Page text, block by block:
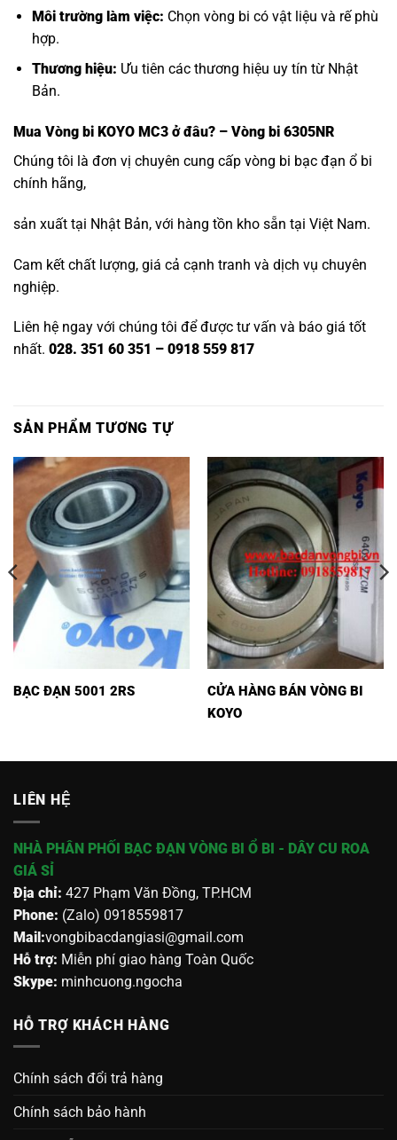
Môi trường làm việc: Chọn vòng bi có vật liệu và rế phù
hợp.
Thương hiệu: Ưu tiên các thương hiệu uy tín từ Nhật
Bản.
Mua Vòng bi KOYO MC3 ở đâu? – Vòng bi 6305NR
Chúng tôi là đơn vị chuyên cung cấp vòng bi bạc đạn ổ bi
chính hãng,
sản xuất tại Nhật Bản, với hàng tồn kho sẵn tại Việt Nam.
Cam kết chất lượng, giá cả cạnh tranh và dịch vụ chuyên
nghiệp.
Liên hệ ngay với chúng tôi để được tư vấn và báo giá tốt
nhất. 028. 351 60 351 – 0918 559 817
SẢN PHẨM TƯƠNG TỰ
BẠC ĐẠN 5001 2RS
CỬA HÀNG BÁN VÒNG BI
KOYO
LIÊN HỆ
NHÀ PHÂN PHỐI BẠC ĐẠN VÒNG BI Ổ BI - DÂY CU ROA
GIÁ SỈ
Địa chỉ: 427 Phạm Văn Đồng, TP.HCM
Phone: (Zalo) 0918559817
Mail:vongbibacdangiasi@gmail.com
Hỗ trợ: Miễn phí giao hàng Toàn Quốc
Skype: minhcuong.ngocha
HỖ TRỢ KHÁCH HÀNG
Chính sách đổi trả hàng
Chính sách bảo hành